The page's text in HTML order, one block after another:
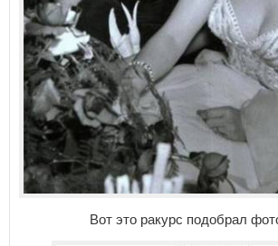
Вот это ракурс подобрал